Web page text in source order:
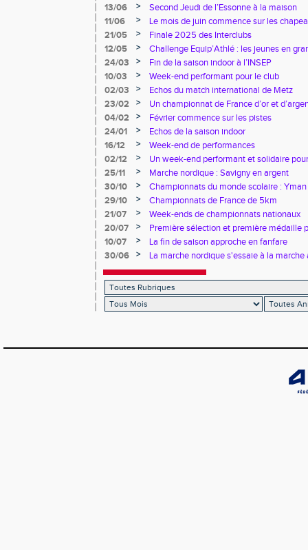
13/06
>
Second Jeudi de l’Essonne à la maison
11/06
>
Le mois de juin commence sur les
21/05
>
Finale 2025 des Interclubs
12/05
>
Challenge Equip’Athlé : les jeunes en
24/03
>
Fin de la saison indoor à l’INSEP
10/03
>
Week-end performant pour le club
02/03
>
Echos du match international de Metz
23/02
>
Un championnat de France d’or et
04/02
>
Février commence sur les pistes
24/01
>
Echos de la saison indoor
16/12
>
Week-end de performances
02/12
>
Un week-end performant et solidaire
25/11
>
Marche nordique : Savigny en argent
30/10
>
Championnats du monde scolaire :
bronze
29/10 >
Championnats de France de 5km
21/07
>
Week-ends de championnats nationaux
20/07
>
Première sélection et première médaille
10/07
>
La fin de saison approche en fanfare
30/06
> La marche nordique s'essaie à la